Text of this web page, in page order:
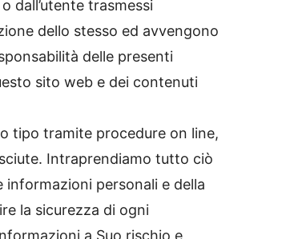
dall’utente trasmessi
dello stesso ed avvengono
delle presenti
sito web e dei contenuti
tipo tramite procedure on line,
Intraprendiamo tutto ciò
personali e della
la sicurezza di ogni